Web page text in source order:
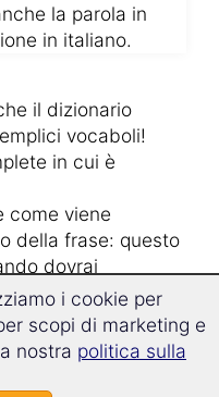
la parola in
in italiano.
il dizionario
vocaboli!
in cui è
come viene
della frase: questo
dovrai
per imparare
veloce ed
i cookie per
scopi di marketing e
nostra politica sulla